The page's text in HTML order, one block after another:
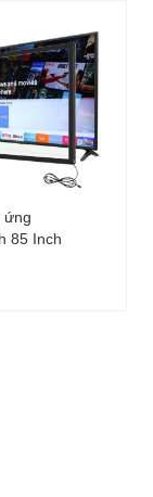
ứng
85 Inch